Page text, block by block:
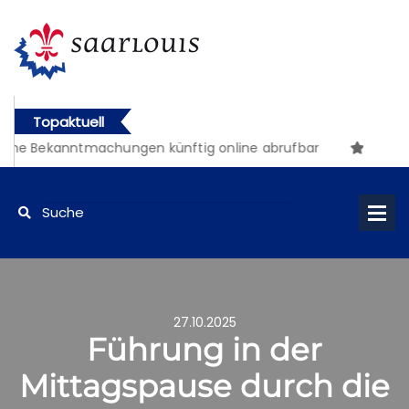
Topaktuell
Bekanntmachungen künftig online abrufbar
27.10.2025
Führung in der
Mittagspause durch die